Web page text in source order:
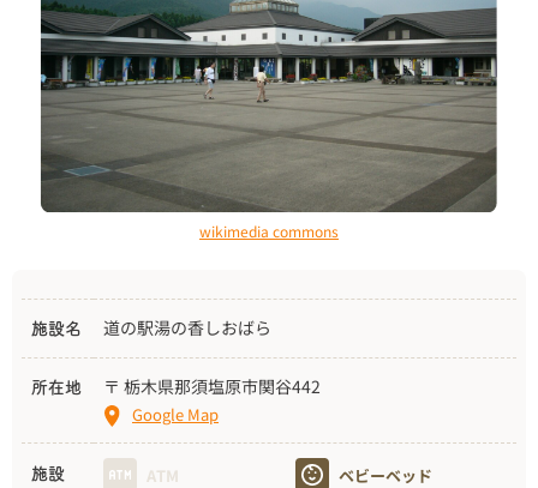
wikimedia commons
施設名 道の駅湯の香しおばら
所在地 〒 栃木県那須塩原市関谷442
Google Map
施設 ATM
ベビーベッド